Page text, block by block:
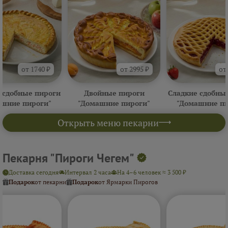
Открыть меню пекарни
от 1740 ₽
пироги
пироги"
от 2995 ₽
Двойные пироги
"Домашние пироги"
от
Сладкие
"Домашние
Пекарня "Пироги Чегем"
Доставка сегодня Интервал 2 часа
На 4–6 человек ≈ 3 500 ₽
Подарокот пекарни Подарокот Ярмарки Пирогов